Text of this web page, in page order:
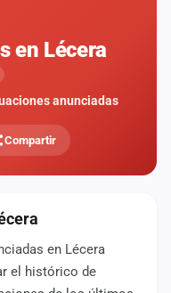
en Lécera
anunciadas
Compartir
en Lécera
el histórico de